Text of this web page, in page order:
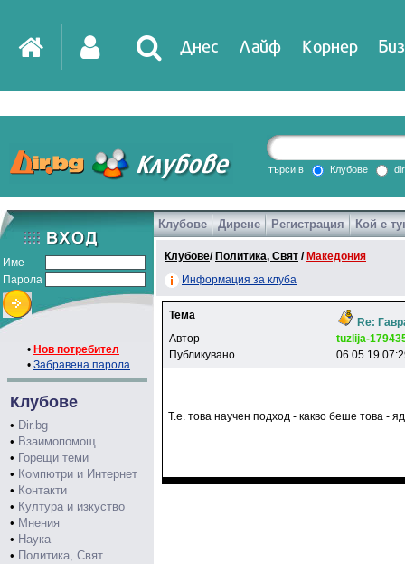
Днес Лайф Корнер
DirTV Impressio
Games
търси в Клубове
Име
Парола
• Нов потребител
• Забравена парола
Клубове
• Dir.bg
• Взаимопомощ
• Горещи теми
• Компютри и Интернет
• Контакти
• Култура и изкуство
• Мнения
• Наука
• Политика, Свят
Клубове Дирене Регистрация Кой е
Клубове/ Политика, Свят / Македония
Информация за клуба
Тема
Re:
Автор
tuzlija-
Публикувано
06.05.19
Т.е. това научен подход - какво беше това -